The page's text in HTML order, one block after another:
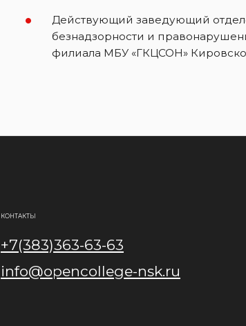
Действующий заведующий
безнадзорности и
филиала МБУ «ГКЦСОН»
КОНТАКТЫ
+7(383)363-63-63
info@opencollege-nsk.ru